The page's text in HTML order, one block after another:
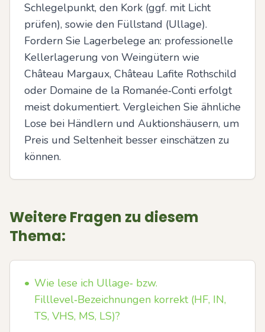
Schlegelpunkt, den Kork (ggf. mit Licht
prüfen), sowie den Füllstand (Ullage).
Fordern Sie Lagerbelege an: professionelle
Kellerlagerung von Weingütern wie
Château Margaux, Château Lafite Rothschild
oder Domaine de la Romanée‑Conti erfolgt
meist dokumentiert. Vergleichen Sie ähnliche
Lose bei Händlern und Auktionshäusern, um
Preis und Seltenheit besser einschätzen zu
können.
Weitere Fragen zu diesem
Thema:
• Wie lese ich Ullage‑ bzw.
Filllevel‑Bezeichnungen korrekt (HF, IN,
TS, VHS, MS, LS)?